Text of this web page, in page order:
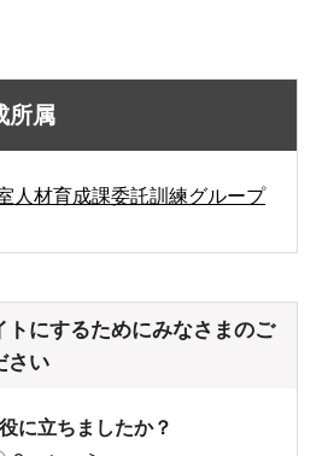
所属
人材育成課委託訓練グループ
トにするためにみなさまのご
さい
に立ちましたか？